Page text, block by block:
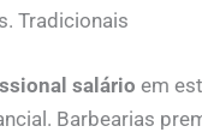
Tradicionais
salário em
Barbearias